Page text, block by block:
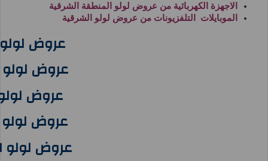
الاجهزة الكهربائية من عروض لولو المنطقة الشرقية
الموبايلات التلفزيونات من عروض لولو الشرقية
عروض
عروض لولو
عروض
عروض لولو
عروض لولو